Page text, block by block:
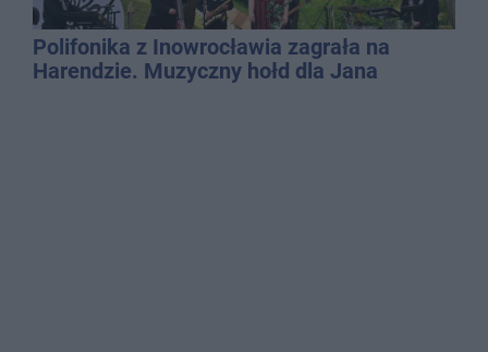
Polifonika z Inowrocławia zagrała na
Harendzie. Muzyczny hołd dla Jana